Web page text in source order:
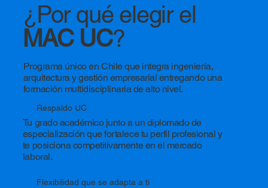
¿Por qué elegir el
MAC UC?
Programa único en Chile que integra ingeniería,
arquitectura y gestión empresarial entregando una
formación multidisciplinaria de alto nivel.
Respaldo UC
Tu grado académico junto a un diplomado de
especialización que fortalece tu perfil profesional y
te posiciona competitivamente en el mercado
laboral.
Flexibilidad que se adapta a ti